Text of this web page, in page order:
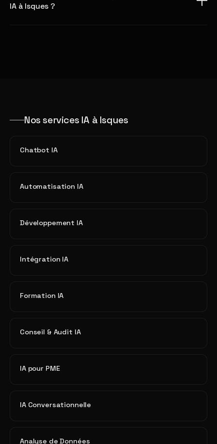
IA à Isques ?
Nos services IA à Isques
Chatbot IA
Automatisation IA
Développement IA
Intégration IA
Formation IA
Conseil & Audit IA
IA pour PME
IA Conversationnelle
Analyse de Données